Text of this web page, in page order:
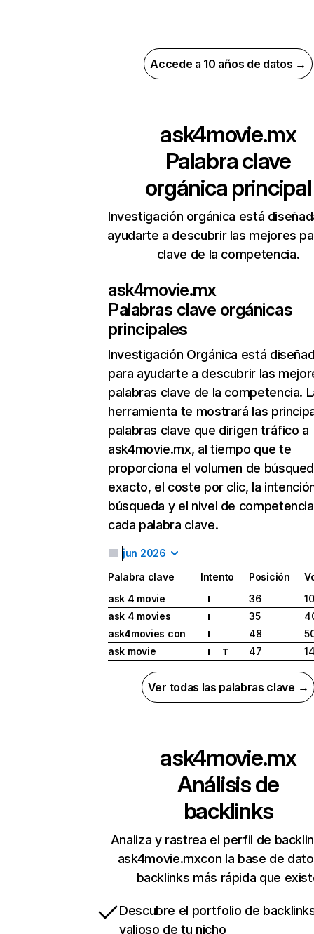
Accede a 10 años de datos →
ask4movie.mx
Palabra clave
orgánica principal
Investigación orgánica está
ayudarte a descubrir las mejores
clave de la competencia.
ask4movie.mx
Palabras clave orgánicas
principales
Investigación Orgánica está
para ayudarte a descubrir las
palabras clave de la competencia.
herramienta te mostrará las
palabras clave que dirigen tráfico a
ask4movie.mx, al tiempo que te
proporciona el volumen de
exacto, el coste por clic, la
búsqueda y el nivel de
cada palabra clave.
jun 2026
Palabra clave Intento Posición
ask 4 movie
I 36
ask 4 movies
I 35
ask4movies con
I 48
ask movie
I T 47
Ver todas las palabras clave →
ask4movie.mx
Análisis de
backlinks
Analiza y rastrea el perfil de
ask4movie.mxcon la base de
backlinks más rápida que
Descubre el portfolio de
valioso de tu nicho